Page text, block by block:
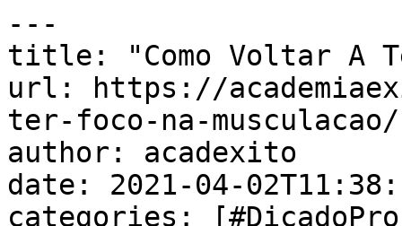
---
title: "Como Voltar A
url: https://
ter-foco-na-musculacao/
author: acadexito
date: 2021-04-
categories: